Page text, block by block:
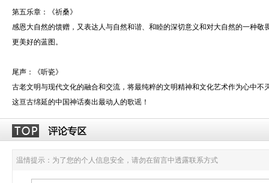
第五乐章：《祈桑》
感恩大自然的馈赠，又表达人与自然和谐、和睦的深切意义和对大自然的一种
更美好的蓝图。
尾声：《听瓷》
古老文明与现代文化的融合和交流，将最纯粹的文明精神和文化艺术作为心中
这亘古绵延的中国神话奏出最动人的歌谣！
温情提示：为了您的个人信息安全，请勿在留言中透露联系方式